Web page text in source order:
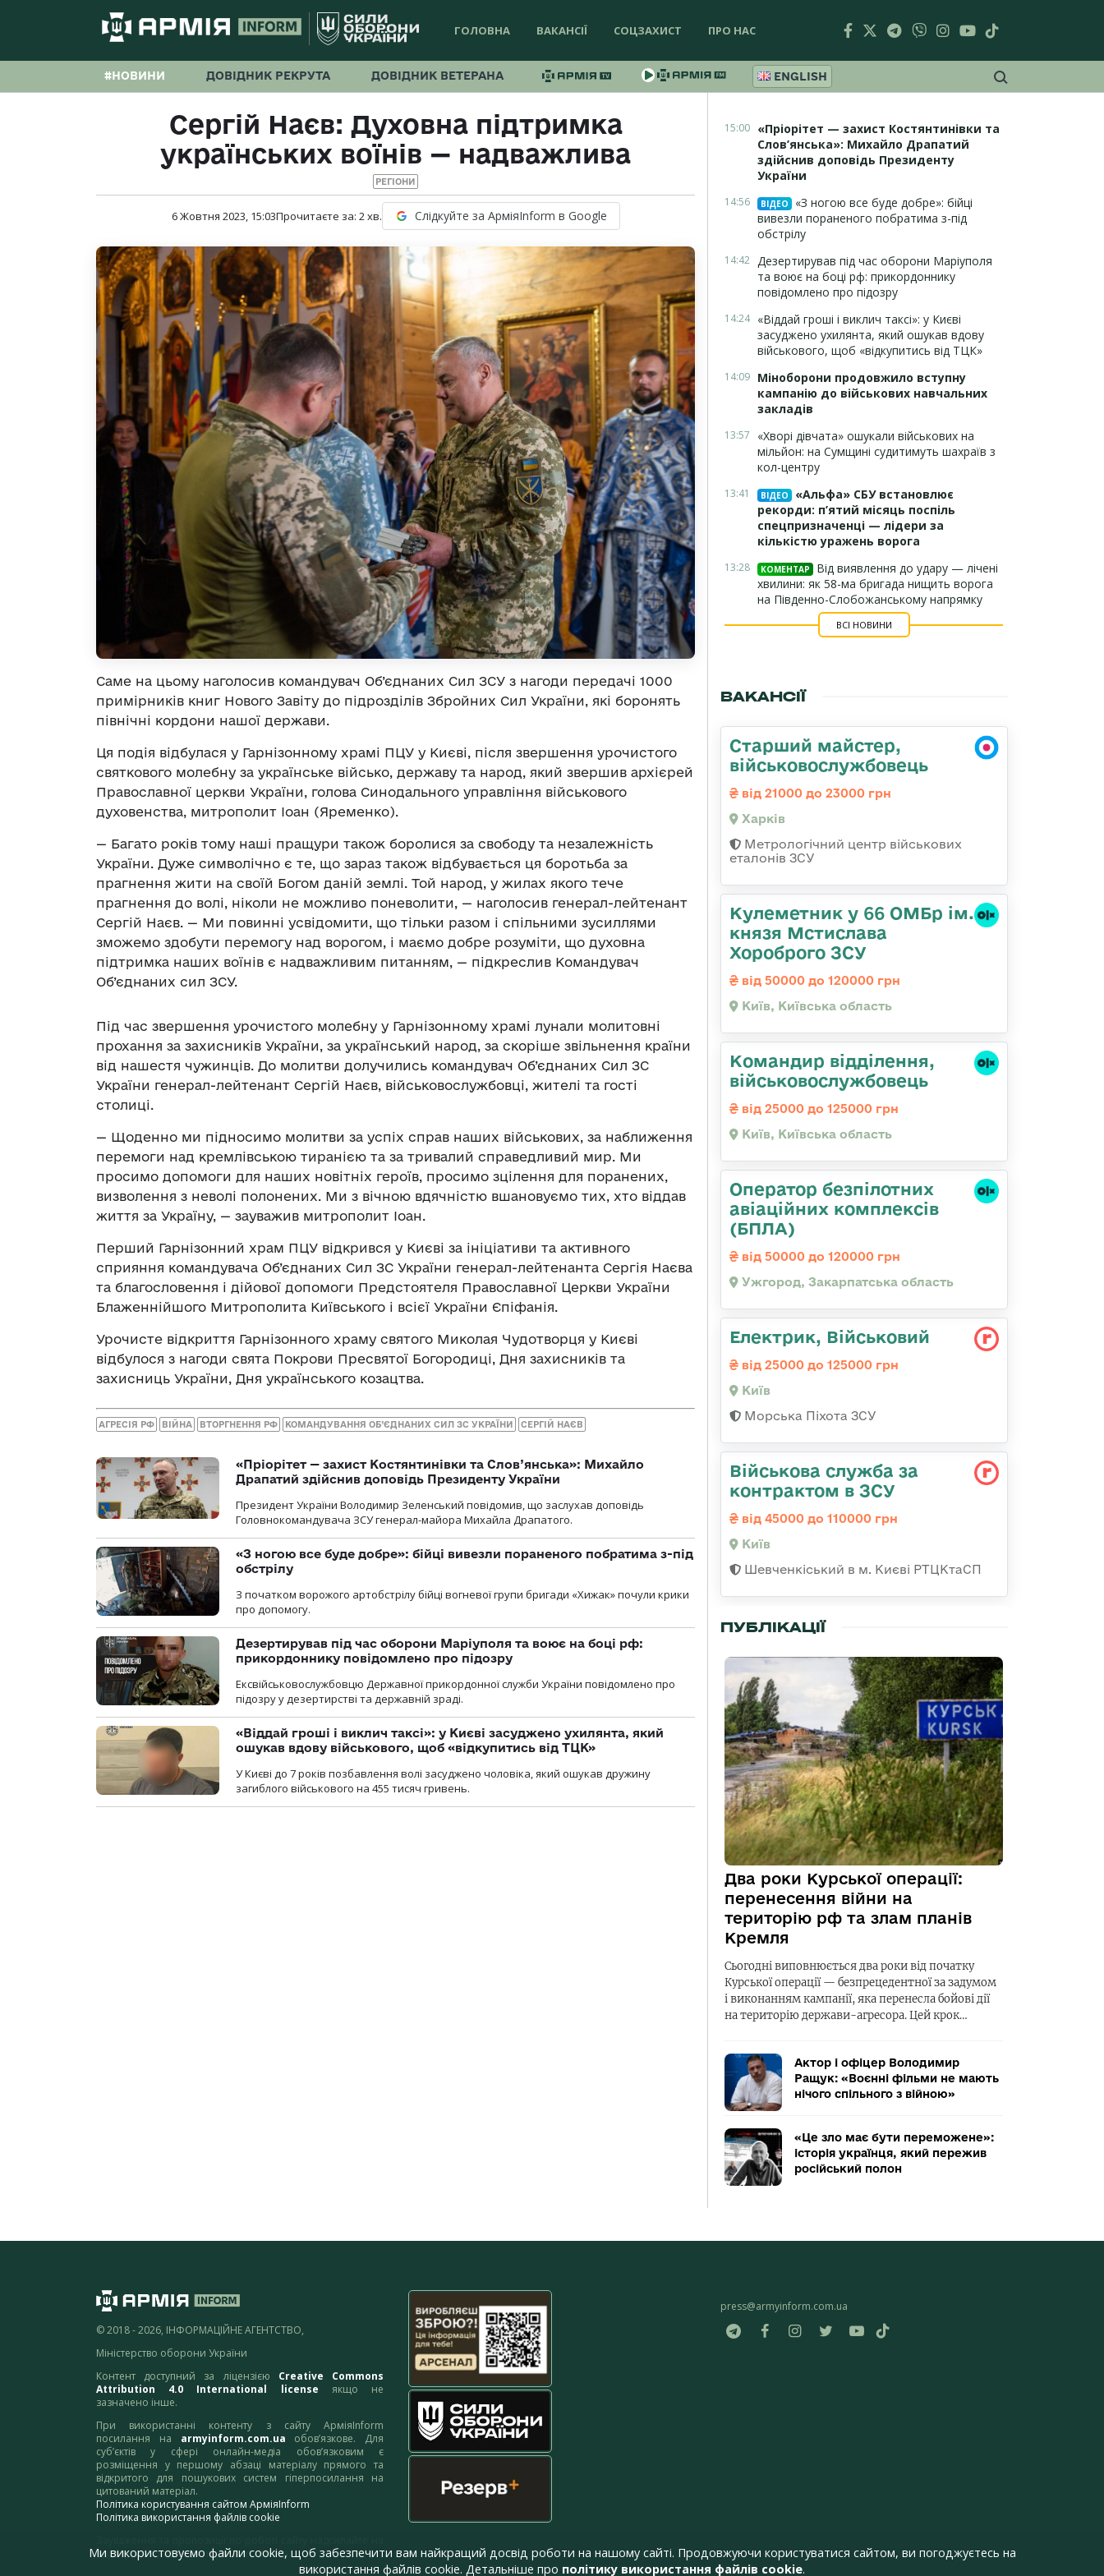
ГОЛОВНА ВАКАНСІЇ СОЦЗАХИСТ ПРО НАС
#НОВИНИ ДОВІДНИК РЕКРУТА ДОВІДНИК ВЕТЕРАНА ENGLISH
Сергій Наєв: Духовна підтримка
українських воїнів — надважлива
РЕГІОНИ
6 Жовтня 2023, 15:03Прочитаєте за: 2хв. Слідкуйте за АрміяInform в Google
Саме на цьому наголосив командувач Об’єднаних Сил ЗСУ з нагоди передачі 1000
примірників книг Нового Завіту до підрозділів Збройних Сил України, які боронять
північні кордони нашої держави.
Ця подія відбулася у Гарнізонному храмі ПЦУ у Києві, після звершення урочистого
святкового молебну за українське військо, державу та народ, який звершив архієрей
Православної церкви України, голова Синодального управління військового
духовенства, митрополит Іоан (Яременко).
— Багато років тому наші пращури також боролися за свободу та незалежність
України. Дуже символічно є те, що зараз також відбувається ця боротьба за
прагнення жити на своїй Богом даній землі. Той народ, у жилах якого тече
прагнення до волі, ніколи не можливо поневолити, — наголосив генерал-лейтенант
Сергій Наєв. — Ми повинні усвідомити, що тільки разом і спільними зусиллями
зможемо здобути перемогу над ворогом, і маємо добре розуміти, що духовна
підтримка наших воїнів є надважливим питанням, — підкреслив Командувач
Об’єднаних сил ЗСУ.
Під час звершення урочистого молебну у Гарнізонному храмі лунали молитовні
прохання за захисників України, за український народ, за скоріше звільнення країни
від нашестя чужинців. До молитви долучились командувач Об’єднаних Сил ЗС
України генерал-лейтенант Сергій Наєв, військовослужбовці, жителі та гості
столиці.
— Щоденно ми підносимо молитви за успіх справ наших військових, за наближення
перемоги над кремлівською тиранією та за тривалий справедливий мир. Ми
просимо допомоги для наших новітніх героїв, просимо зцілення для поранених,
визволення з неволі полонених. Ми з вічною вдячністю вшановуємо тих, хто віддав
життя за Україну, — зауважив митрополит Іоан.
Перший Гарнізонний храм ПЦУ відкрився у Києві за ініціативи та активного
сприяння командувача Об’єднаних Сил ЗС України генерал-лейтенанта Сергія Наєва
та благословення і дійової допомоги Предстоятеля Православної Церкви України
Блаженнійшого Митрополита Київського і всієї України Єпіфанія.
Урочисте відкриття Гарнізонного храму святого Миколая Чудотворця у Києві
відбулося з нагоди свята Покрови Пресвятої Богородиці, Дня захисників та
захисниць України, Дня українського козацтва.
АГРЕСІЯ РФ ВІЙНА ВТОРГНЕННЯ РФ КОМАНДУВАННЯ ОБ’ЄДНАНИХ СИЛ ЗС УКРАЇНИ СЕРГІЙ НАЄВ
«Пріорітет — захист Костянтинівки та Слов’янська»: Михайло
Драпатий здійснив доповідь Президенту України
Президент України Володимир Зеленський повідомив, що заслухав доповідь
Головнокомандувача ЗСУ генерал-майора Михайла Драпатого.
«З ногою все буде добре»: бійці вивезли пораненого побратима з-під
обстрілу
З початком ворожого артобстрілу бійці вогневої групи бригади «Хижак» почули крики
про допомогу.
Дезертирував під час оборони Маріуполя та воює на боці рф:
прикордоннику повідомлено про підозру
Ексвійськовослужбовцю Державної прикордонної служби України повідомлено про
підозру у дезертирстві та державній зраді.
«Віддай гроші і виклич таксі»: у Києві засуджено ухилянта, який
ошукав вдову військового, щоб «відкупитись від ТЦК»
У Києві до 7 років позбавлення волі засуджено чоловіка, який ошукав дружину
загиблого військового на 455 тисяч гривень.
15:00 «Пріорітет — захист Костянтинівки та
Слов’янська»: Михайло Драпатий
здійснив доповідь Президенту
України
14:56 ВІДЕО
«З ногою все буде добре»: бійці
вивезли пораненого побратима з-під
обстрілу
14:42 Дезертирував під час оборони Маріуполя
та воює на боці рф: прикордоннику
повідомлено про підозру
14:24 «Віддай гроші і виклич таксі»: у Києві
засуджено ухилянта, який ошукав вдову
військового, щоб «відкупитись від ТЦК»
14:09 Міноборони продовжило вступну
кампанію до військових навчальних
закладів
13:57
«Хворі дівчата» ошукали військових на
мільйон: на Сумщині судитимуть шахраїв з
кол-центру
13:41 ВІДЕО
«Альфа» СБУ встановлює
рекорди: п’ятий місяць поспіль
спецпризначенці — лідери за
кількістю уражень ворога
13:28 КОМЕНТАР
Від виявлення до удару — лічені
хвилини: як 58-ма бригада нищить ворога
на Південно-Слобожанському напрямку
ВСІ НОВИНИ
ВАКАНСІЇ
Старший майстер,
військовослужбовець
від 21000 до 23000 грн
Харків
Метрологічний центр військових
еталонів ЗСУ
Кулеметник у 66 ОМБр ім.
князя Мстислава
Хороброго ЗСУ
від 50000 до 120000 грн
Київ, Київська область
Командир відділення,
військовослужбовець
від 25000 до 125000 грн
Київ, Київська область
Оператор безпілотних
авіаційних комплексів
(БПЛА)
від 50000 до 120000 грн
Ужгород, Закарпатська область
Електрик, Військовий
від 25000 до 125000 грн
Київ
Морська Піхота ЗСУ
Військова служба за
контрактом в ЗСУ
від 45000 до 110000 грн
Київ
Шевченкіський в м. Києві РТЦКтаСП
ПУБЛІКАЦІЇ
Два роки Курської операції:
перенесення війни на
територію рф та злам планів
Кремля
Сьогодні виповнюється два роки від початку
Курської операції — безпрецедентної за задумом
і виконанням кампанії, яка перенесла бойові дії
на територію держави-агресора. Цей крок…
Актор і офіцер Володимир
Ращук: «Воєнні фільми не мають
нічого спільного з війною»
«Це зло має бути переможене»:
історія українця, який пережив
російський полон
© 2018 - 2026, ІНФОРМАЦІЙНЕ АГЕНТСТВО,
Міністерство оборони України
Контент доступний за ліцензією Creative Commons
Attribution 4.0 International license якщо не
зазначено інше.
При використанні контенту з сайту АрміяInform
посилання на armyinform.com.ua обов’язкове. Для
суб’єктів у сфері онлайн-медіа обов’язковим є
розміщення у першому абзаці матеріалу прямого та
відкритого для пошукових систем гіперпосилання на
цитований матеріал.
Політика користування сайтом АрміяInform
Політика використання файлів cookie
адресу:webmaster@armyinform.com.ua
press@armyinform.com.ua
Ми використовуємо файли cookie, щоб забезпечити вам найкращий досвід роботи на нашому сайті. Продовжуючи користуватися сайтом, ви погоджуєтесь на
використання файлів cookie. Детальніше про політику використання файлів cookie.